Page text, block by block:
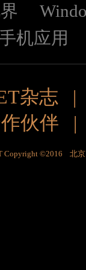
机应用
杂志
伙伴
Copyright ©2016 北